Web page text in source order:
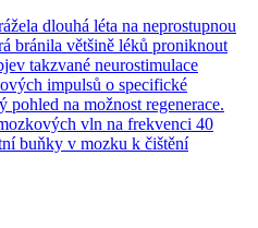
dlouhá léta na neprostupnou
bránila většině léků proniknout
takzvané neurostimulace
impulsů o specifické
na možnost regenerace.
vln na frekvenci 40
buňky v mozku k čištění